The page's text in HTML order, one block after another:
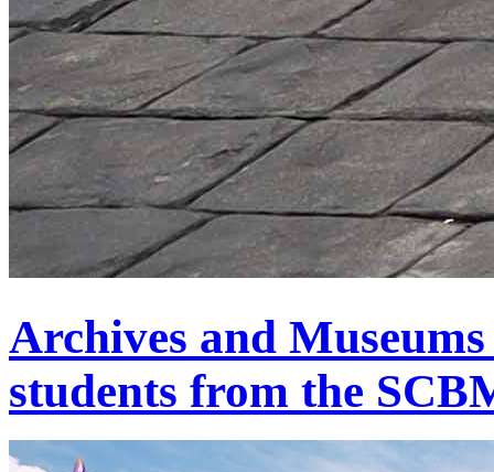
Archives and
students from the